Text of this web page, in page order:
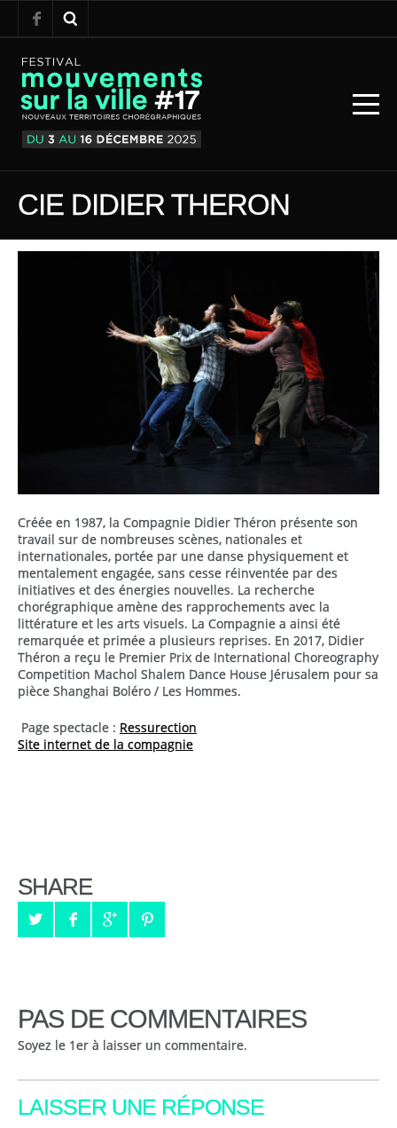
CIE DIDIER THERON
Créée en 1987, la Compagnie Didier Théron présente son
travail sur de nombreuses scènes, nationales et
internationales, portée par une danse physiquement et
mentalement engagée, sans cesse réinventée par des
initiatives et des énergies nouvelles. La recherche
chorégraphique amène des rapprochements avec la
littérature et les arts visuels. La Compagnie a ainsi été
remarquée et primée a plusieurs reprises. En 2017, Didier
Théron a reçu le Premier Prix de International Choreography
Competition Machol Shalem Dance House Jérusalem pour sa
pièce Shanghai Boléro / Les Hommes.
Page spectacle : Ressurection
Site internet de la compagnie
SHARE
PAS DE COMMENTAIRES
Soyez le 1er à laisser un commentaire.
LAISSER UNE RÉPONSE